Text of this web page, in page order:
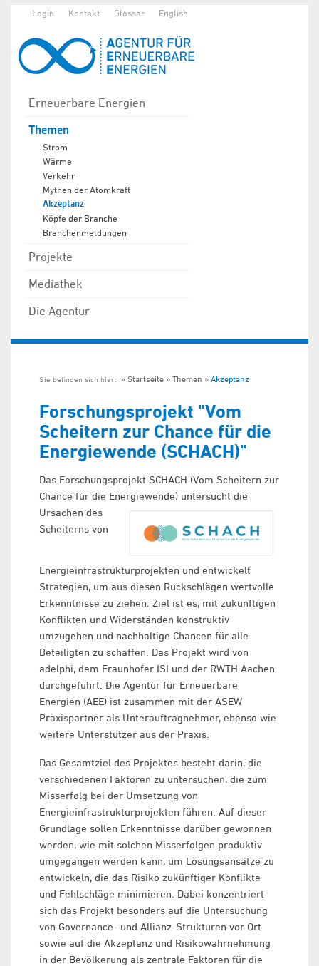
Login Kontakt Glossar English
Erneuerbare Energien
Themen
Strom
Wärme
Verkehr
Mythen der Atomkraft
Akzeptanz
Köpfe der Branche
Branchenmeldungen
Projekte
Mediathek
Die Agentur
Sie befinden sich hier: Startseite Themen Akzeptanz
Forschungsprojekt "Vom
Scheitern zur Chance für die
Energiewende (SCHACH)"
Das Forschungsprojekt SCHACH (Vom Scheitern zur
Chance für die Energiewende) untersucht die
Ursachen des
Scheiterns von
Energieinfrastrukturprojekten und entwickelt
Strategien, um aus diesen Rückschlägen wertvolle
Erkenntnisse zu ziehen. Ziel ist es, mit zukünftigen
Konflikten und Widerständen konstruktiv
umzugehen und nachhaltige Chancen für alle
Beteiligten zu schaffen. Das Projekt wird von
adelphi, dem Fraunhofer ISI und der RWTH Aachen
durchgeführt. Die Agentur für Erneuerbare
Energien (AEE) ist zusammen mit der ASEW
Praxispartner als Unterauftragnehmer, ebenso wie
weitere Unterstützer aus der Praxis.
Das Gesamtziel des Projektes besteht darin, die
verschiedenen Faktoren zu untersuchen, die zum
Misserfolg bei der Umsetzung von
Energieinfrastrukturprojekten führen. Auf dieser
Grundlage sollen Erkenntnisse darüber gewonnen
werden, wie mit solchen Misserfolgen produktiv
umgegangen werden kann, um Lösungsansätze zu
entwickeln, die das Risiko zukünftiger Konflikte
und Fehlschläge minimieren. Dabei konzentriert
sich das Projekt besonders auf die Untersuchung
von Governance- und Allianz-Strukturen vor Ort
sowie auf die Akzeptanz und Risikowahrnehmung
in der Bevölkerung als zentrale Faktoren für die